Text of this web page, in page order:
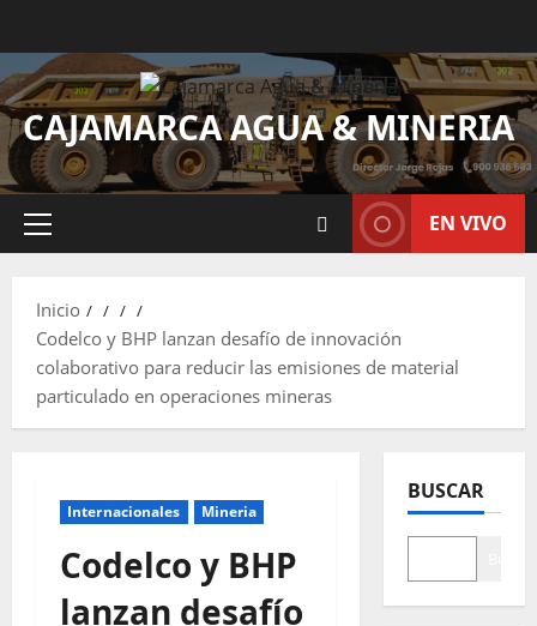
CAJAMARCA AGUA & MINERIA
EN VIVO
Inicio
Codelco y BHP lanzan desafío de innovación
colaborativo para reducir las emisiones de material
particulado en operaciones mineras
Internacionales Mineria
Codelco y BHP
lanzan desafío
BUSCAR